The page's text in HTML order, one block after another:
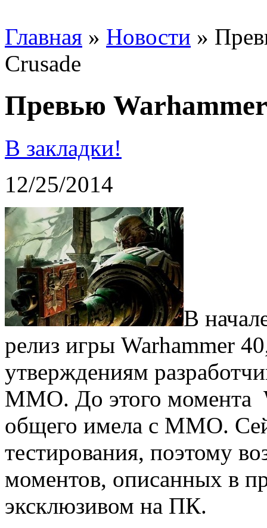
Главная » Новости »
Crusade
Превью
В закладки!
12/25/2014
В
релиз игры Warhammer
утверждениям
ММО. До этого момента
общего имела с ММО.
тестирования, поэтому
моментов, описанных в
эксклюзивом на ПК.